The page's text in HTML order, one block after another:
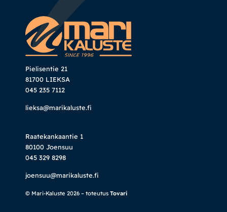
Pielisentie 21
81700 LIEKSA
045 235 7112
lieksa@marikaluste.fi
Raatekankaantie 1
80100 Joensuu
045 329 8298
joensuu@marikaluste.fi
© Mari-Kaluste 2026 – toteutus Tovari